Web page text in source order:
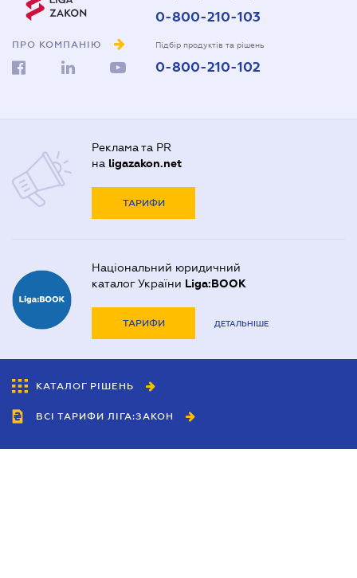
ПРО КОМПАНІЮ
0-800-210-103
Підбір продуктів та рішень
0-800-210-102
Реклама та PR
на ligazakon.net
ТАРИФИ
Національний юридичний
каталог України Liga:BOOK
ТАРИФИ ДЕТАЛЬНІШЕ
КАТАЛОГ РІШЕНЬ
ВСІ ТАРИФИ ЛІГА:ЗАКОН